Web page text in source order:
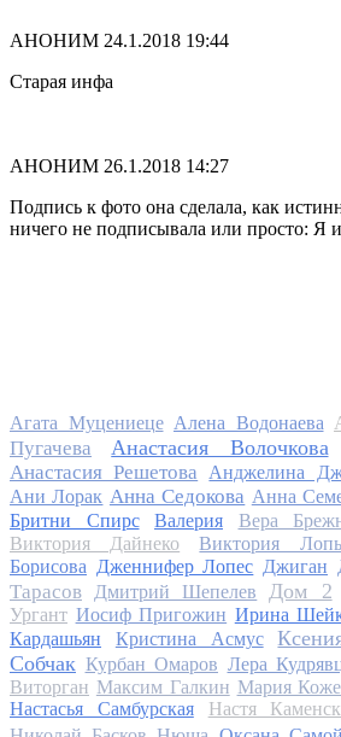
АНОНИМ 24.1.2018 19:44
Старая инфа
АНОНИМ 26.1.2018 14:27
Подпись к фото она сделала, как
ничего не подписывала или просто:
Агата Муцениеце Алена Водонаева
Пугачева
Анастасия Волочкова
Анастасия Решетова Анджелина
Ани Лорак Анна Седокова Анна
Бритни Спирс
Валерия Вера
Виктория Дайнеко Виктория
Борисова Дженнифер Лопес Джиган
Тарасов
Дмитрий Шепелев Дом 2
Ургант Иосиф Пригожин Ирина
Кардашьян
Кристина Асмус
Собчак Курбан Омаров Лера
Виторган Максим Галкин Мария
Настасья Самбурская
Настя